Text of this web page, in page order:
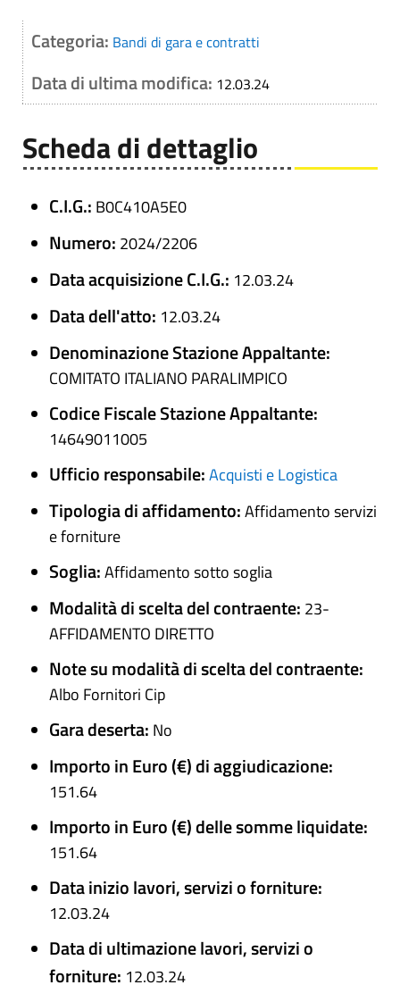
Categoria: Bandi di gara e contratti
Data di ultima modifica: 12.03.24
Scheda di dettaglio
C.I.G.: B0C410A5E0
Numero: 2024/2206
Data acquisizione C.I.G.: 12.03.24
Data dell'atto: 12.03.24
Denominazione Stazione Appaltante:
COMITATO ITALIANO PARALIMPICO
Codice Fiscale Stazione Appaltante:
14649011005
Ufficio responsabile:Acquisti e Logistica
Tipologia di affidamento:Affidamento servizi
e forniture
Soglia:Affidamento sotto soglia
Modalità di scelta del contraente: 23-
AFFIDAMENTO DIRETTO
Note su modalità di scelta del contraente:
Albo Fornitori Cip
Gara deserta: No
Importo in Euro (€) di aggiudicazione:
151.64
Importo in Euro (€) delle somme liquidate:
151.64
Data inizio lavori, servizi o forniture:
12.03.24
Data di ultimazione lavori, servizi o
forniture: 12.03.24